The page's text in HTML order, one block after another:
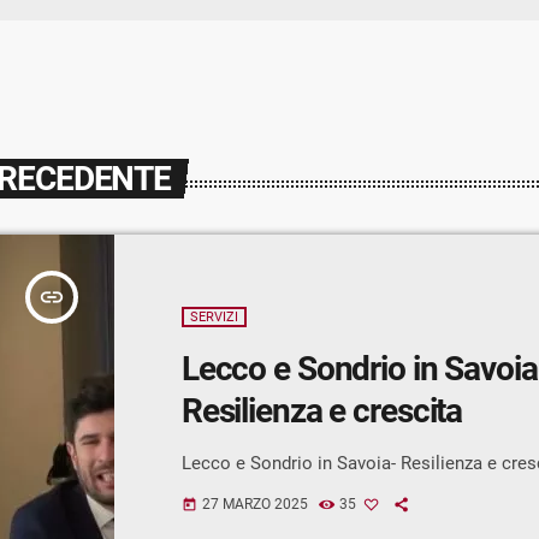
insert_link
SERVIZI
Lecco e Sondrio in
Resilienza e crescita
Lecco e Sondrio in Savoia- Resilienza e
today 27 MARZO 2025 35